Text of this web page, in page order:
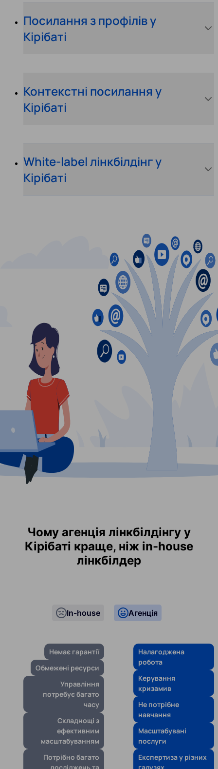
Посилання з профілів у
Кірібаті
Контекстні посилання у
Кірібаті
White-label лінкбілдінг у
Кірібаті
Чому агенція лінкбілдінгу у
Кірібаті краще, ніж in-house
лінкбілдер
In-house
Немає гарантії
Обмежені ресурси
Управління
потребує багато
часу
Складнощі з
ефективним
масштабуванням
Потрібно багато
досліджень та
Агенція
Налагоджена
робота
Керування
кризамив
Не потрібне
навчання
Масштабувані
послуги
Експертиза у різних
галузях